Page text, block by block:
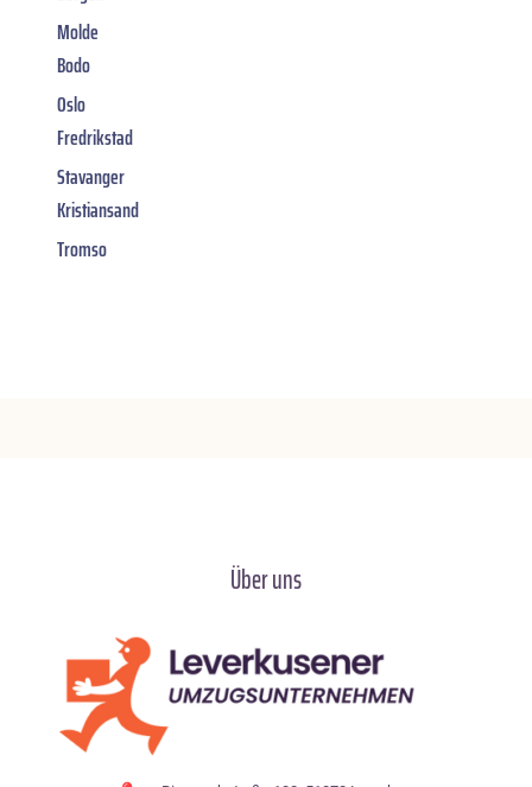
Molde
Bodo
Oslo
Fredrikstad
Stavanger
Kristiansand
Tromso
Über uns